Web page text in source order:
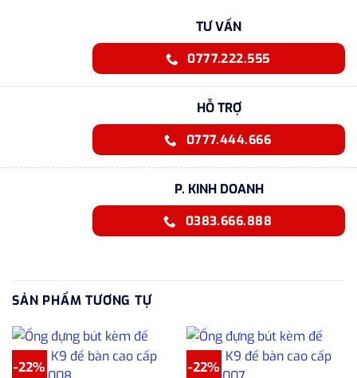
TƯ VẤN
0777.222.555
HỖ TRỢ
0777.444.666
P. KINH DOANH
0383.666.888
SẢN PHẨM TƯƠNG TỰ
-22% -22%